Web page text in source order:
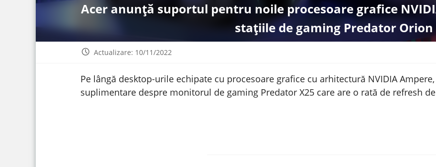
Acer anunță suportul pentru noile procesoare grafice
stațiile de gaming Predator Orion
Actualizare: 10/11/2022
Pe lângă desktop-urile echipate cu procesoare grafice cu arhitectură NVIDIA
suplimentare despre monitorul de gaming Predator X25 care are o rată de refresh